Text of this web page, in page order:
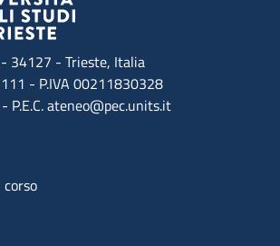
34127 - Trieste, Italia
- P.IVA 00211830328
P.E.C. ateneo@pec.units.it
corso